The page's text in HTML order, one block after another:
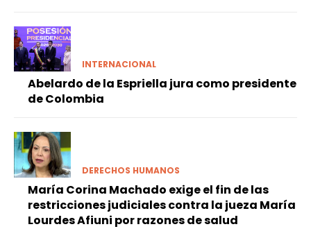
INTERNACIONAL
Abelardo de la Espriella jura como presidente
de Colombia
DERECHOS HUMANOS
María Corina Machado exige el fin de las
restricciones judiciales contra la jueza María
Lourdes Afiuni por razones de salud